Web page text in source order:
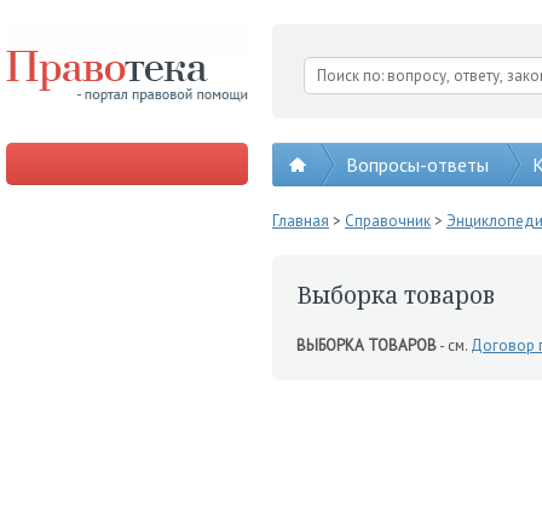
Вопросы-ответы
Главная > Справочник>
Выборка товаров
ВЫБОРКА ТОВАРОВ- см. Договор